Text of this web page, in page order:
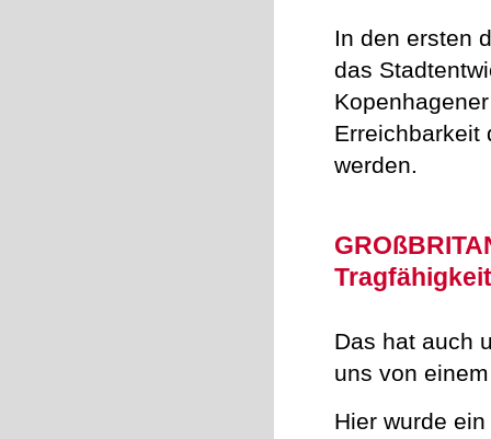
In den ersten
das
Erreichbarkeit
werden.
Das hat auch
uns von
Hier wurde